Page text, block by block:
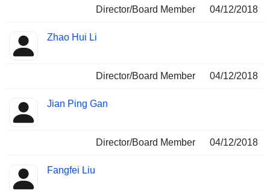
Director/Board Member 04/12/2018
Zhao Hui Li
Director/Board Member 04/12/2018
Jian Ping Gan
Director/Board Member 04/12/2018
Fangfei Liu